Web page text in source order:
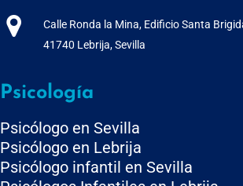
Calle Ronda la Mina, Edificio Santa
41740 Lebrija, Sevilla
Psicología
Psicólogo en Sevilla
Psicólogo en Lebrija
Psicólogo infantil en Sevilla